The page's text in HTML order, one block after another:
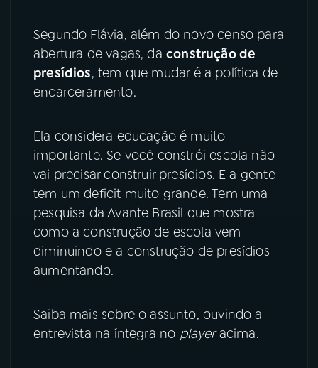
Segundo Flávia, além do novo censo para
abertura de vagas, da construção de
presídios, tem que mudar é a política de
encarceramento.
Ela considera educação é muito
importante. Se você constrói escola não
vai precisar construir presídios. E a gente
tem um deficit muito grande. Tem uma
pesquisa da Avante Brasil que mostra
como a construção de escola vem
diminuindo e a construção de presídios
aumentando.
Saiba mais sobre o assunto, ouvindo a
entrevista na íntegra no playeracima.